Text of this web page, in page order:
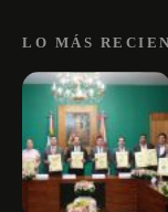
LO MÁS